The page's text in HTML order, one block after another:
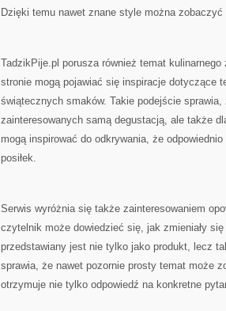
Dzięki temu nawet znane style można
TadzikPije.pl porusza również temat
stronie mogą pojawiać się inspiracje dotyczące
świątecznych smaków. Takie podejście
zainteresowanych samą degustacją, ale także
mogą inspirować do odkrywania, że
posiłek.
Serwis wyróżnia się także zainteresowaniem
czytelnik może dowiedzieć się, jak zmieniały
przedstawiany jest nie tylko jako produkt, lecz
sprawia, że nawet pozornie prosty temat może
otrzymuje nie tylko odpowiedź na konkretne